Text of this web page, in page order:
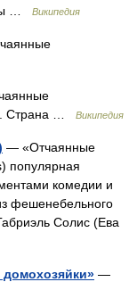
…
Википедия
Страна …
Википедия
— «Отчаянные
популярная
комедии и
фешенебельного
Солис (Ева
—